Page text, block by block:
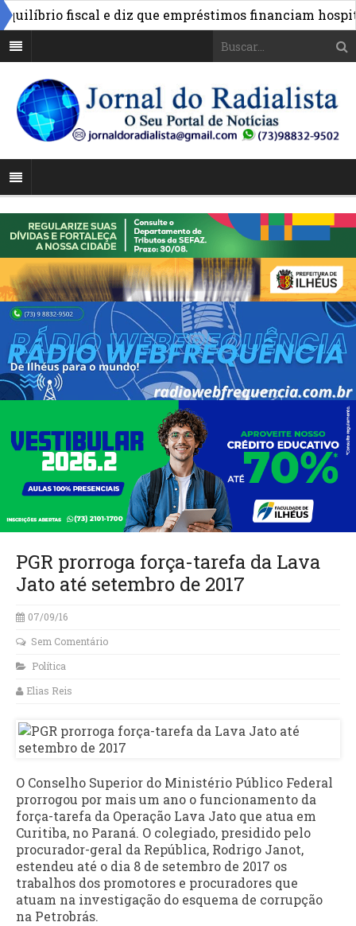
fiscal e diz que empréstimos financiam hospitais
PGR prorroga força-tarefa da Lava
Jato até setembro de 2017
07/09/16
Sem Comentário
Política
Elias Reis
O Conselho Superior do Ministério Público Federal
prorrogou por mais um ano o funcionamento da
força-tarefa da Operação Lava Jato que atua em
Curitiba, no Paraná. O colegiado, presidido pelo
procurador-geral da República, Rodrigo Janot,
estendeu até o dia 8 de setembro de 2017 os
trabalhos dos promotores e procuradores que
atuam na investigação do esquema de corrupção
na Petrobrás.